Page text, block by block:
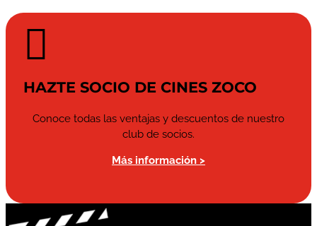

HAZTE SOCIO DE CINES ZOCO
Conoce todas las ventajas y descuentos de nuestro
club de socios.
Más información >